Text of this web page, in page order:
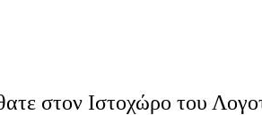
στον Ιστοχώρο του